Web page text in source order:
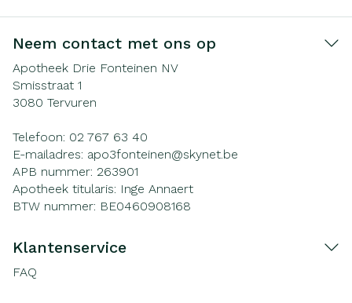
Neem contact met ons op
Apotheek Drie Fonteinen NV
Smisstraat 1
3080 Tervuren
Telefoon: 02 767 63 40
E-mailadres: apo3fonteinen@skynet.be
APB nummer: 263901
Apotheek titularis: Inge Annaert
BTW nummer: BE0460908168
Klantenservice
FAQ